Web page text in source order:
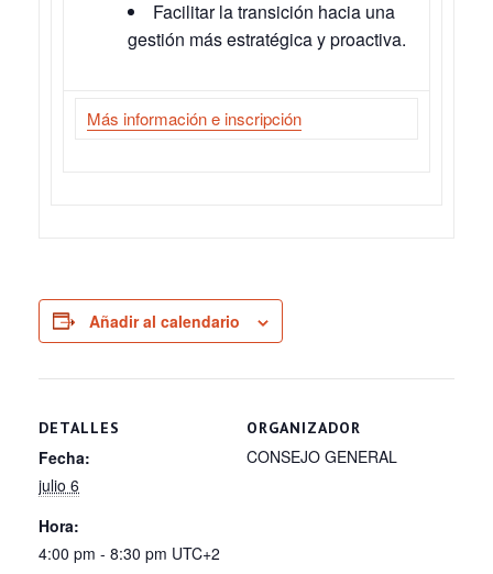
Facilitar la transición hacia una
gestión más estratégica y proactiva.
Más información e inscripción
Añadir al calendario
DETALLES
Fecha:
julio 6
Hora:
4:00 pm - 8:30 pm UTC+2
ORGANIZADOR
CONSEJO GENERAL